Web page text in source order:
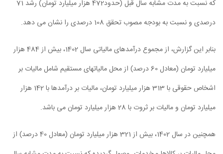
که نسبت به مدت مشابه سال قبل (حدود472 هزار میلیارد تومان) رشد 71
درصدی و نسبت به بودجه مصوب تحقق 108 درصدی را نشان می دهد.
بنابر این گزارش، از مجموع درآمدهای مالیاتی سال ‏1402، بیش از 484 هزار
میلیارد تومان (معادل 60 درصد) از محل مالیات‏‏های مستقیم شامل مالیات بر
اشخاص حقوقی با 313 هزار میلیارد تومان، مالیات بر درآمدها با 142 هزار
میلیارد تومان و مالیات بر ثروت با 28 هزار میلیارد تومان می باشد.
همچنین در سال 1402، بیش از 321 هزار میلیارد تومان (معادل 40 درصد) از